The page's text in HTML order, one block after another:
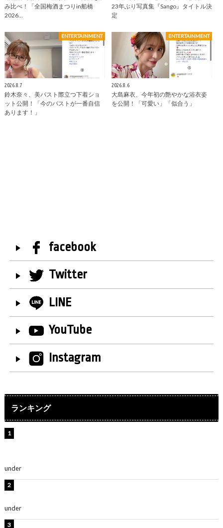
み比べ！「全国梅酒まつりin船橋
2026…
23年ぶり写真集『Sango』タイトル決
定
ENTERTAINMENT
2026.8.7
鈴木奈々、美バスト際立つ下着ショ
ット公開！「今のバストが一番自信
あります！」
ENTERTAINMENT
2026.8.6
大島麻衣、今年初の艶やかな浴衣姿
を公開！「可愛い」「似合う」
facebook
Twitter
LINE
YouTube
Instagram
ランキング
under
under